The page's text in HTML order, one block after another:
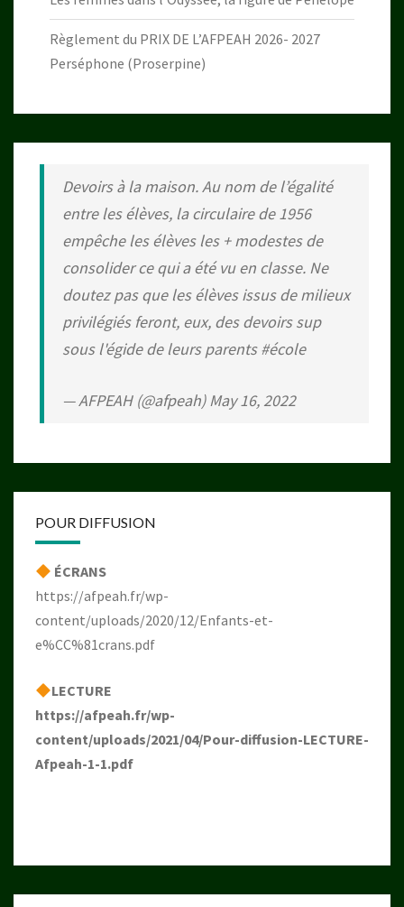
Règlement du PRIX DE L’AFPEAH 2026- 2027
Perséphone (Proserpine)
Devoirs à la maison. Au nom de l’égalité
entre les élèves, la circulaire de 1956
empêche les élèves les + modestes de
consolider ce qui a été vu en classe. Ne
doutez pas que les élèves issus de milieux
privilégiés feront, eux, des devoirs sup
sous l'égide de leurs parents#école
— AFPEAH (@afpeah)May 16, 2022
POUR DIFFUSION
ÉCRANS
https://afpeah.fr/wp-
content/uploads/2020/12/Enfants-et-
e%CC%81crans.pdf
LECTURE
https://afpeah.fr/wp-
content/uploads/2021/04/Pour-diffusion-LECTURE-
Afpeah-1-1.pdf